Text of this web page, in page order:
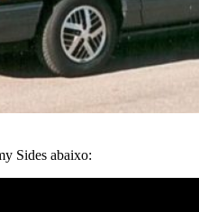
Sides abaixo: